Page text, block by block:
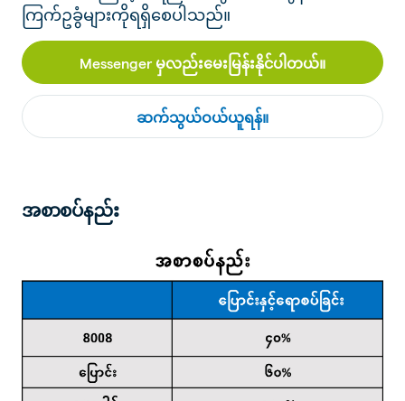
ကြက်ဥခွံများကိုရရှိစေပါသည်။
Messenger မှလည်းမေးမြန်းနိုင်ပါတယ်။
ဆက်သွယ်ဝယ်ယူရန်။
အစာစပ်နည်း